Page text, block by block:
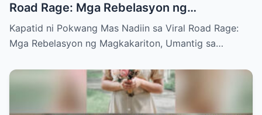
Road Rage: Mga Rebelasyon ng
Magkakariton, Umantig sa Publiko
Kapatid ni Pokwang Mas Nadiin sa Viral Road Rage:
Mga Rebelasyon ng Magkakariton, Umantig sa…